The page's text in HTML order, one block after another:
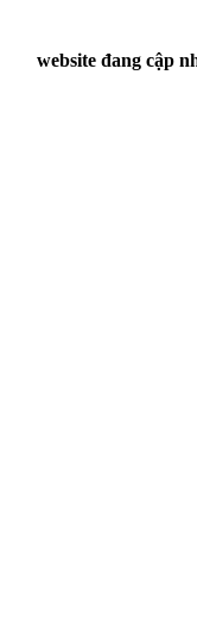
website đang cập